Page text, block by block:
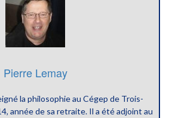
Pierre Lemay
la philosophie au Cégep de Trois-
année de sa retraite. Il a été adjoint au